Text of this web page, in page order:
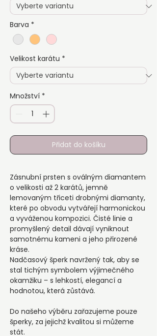
Barva *
Velikost karátu *
Množství *
Přidat do košíku
Zásnubní prsten s oválným diamantem
o velikosti až 2 karátů, jemně
lemovaným třiceti drobnými diamanty,
které po obvodu vytvářejí harmonickou
a vyváženou kompozici. Čisté linie a
promyšlený detail dávají vyniknout
samotnému kameni a jeho přirozené
kráse.
Nadčasový šperk navržený tak, aby se
stal tichým symbolem výjimečného
okamžiku – s lehkostí, elegancí a
hodnotou, která zůstává.
Do našeho výběru zařazujeme pouze
šperky, za jejichž kvalitou si můžeme
stát.